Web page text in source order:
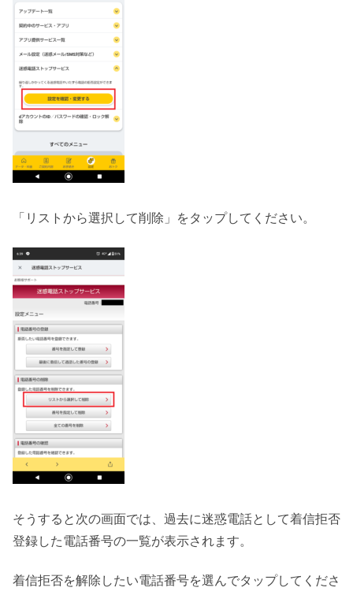
「リストから選択して削除」をタップしてください。
そうすると次の画面では、過去に迷惑電話として着信拒否
登録した電話番号の一覧が表示されます。
着信拒否を解除したい電話番号を選んでタップしてくださ